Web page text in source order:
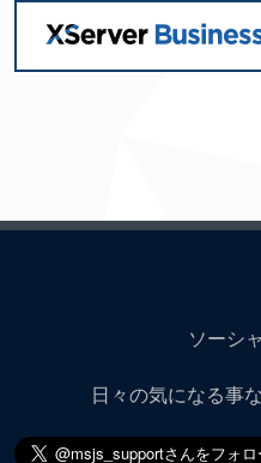
ソーシ
日々の気になる事